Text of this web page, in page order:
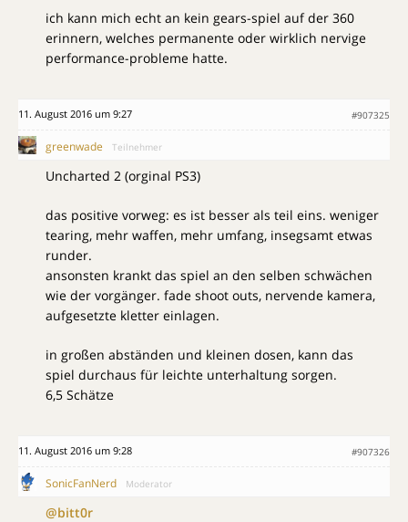
ich kann mich echt an kein gears-spiel auf der 360
erinnern, welches permanente oder wirklich nervige
performance-probleme hatte.
11. August 2016 um 9:27 #907325
greenwade Teilnehmer
Uncharted 2 (orginal PS3)
das positive vorweg: es ist besser als teil eins. weniger
tearing, mehr waffen, mehr umfang, insegsamt etwas
runder.
ansonsten krankt das spiel an den selben schwächen
wie der vorgänger. fade shoot outs, nervende kamera,
aufgesetzte kletter einlagen.
in großen abständen und kleinen dosen, kann das
spiel durchaus für leichte unterhaltung sorgen.
6,5 Schätze
11. August 2016 um 9:28 #907326
SonicFanNerd Moderator
@bitt0r